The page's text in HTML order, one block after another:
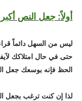
أولاً: جعل النص
ليس من السهل دائماً
حتى في حال امتلاكك
الحظ فإنه بوسعك جعل
لذا إن كنت ترغب بجعل